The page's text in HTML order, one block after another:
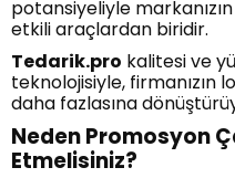
potansiyeliyle
etkili araçlardan biridir.
Tedarik.pro kalitesi ve
teknolojisiyle, firmanızın
daha fazlasına
Neden Promosyon
Etmelisiniz?